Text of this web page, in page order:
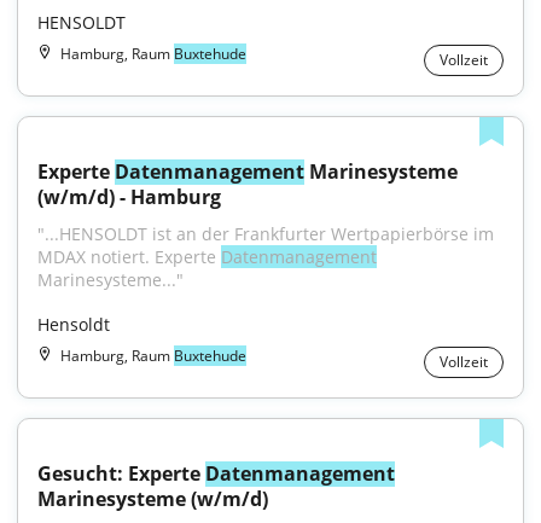
HENSOLDT
Hamburg, Raum Buxtehude Vollzeit
Experte Datenmanagement Marinesysteme
(w/m/d) - Hamburg
"...HENSOLDT ist an der Frankfurter Wertpapierbörse im
MDAX notiert. Experte Datenmanagement
Marinesysteme..."
Hensoldt
Hamburg, Raum Buxtehude Vollzeit
Gesucht: Experte Datenmanagement
Marinesysteme (w/m/d)